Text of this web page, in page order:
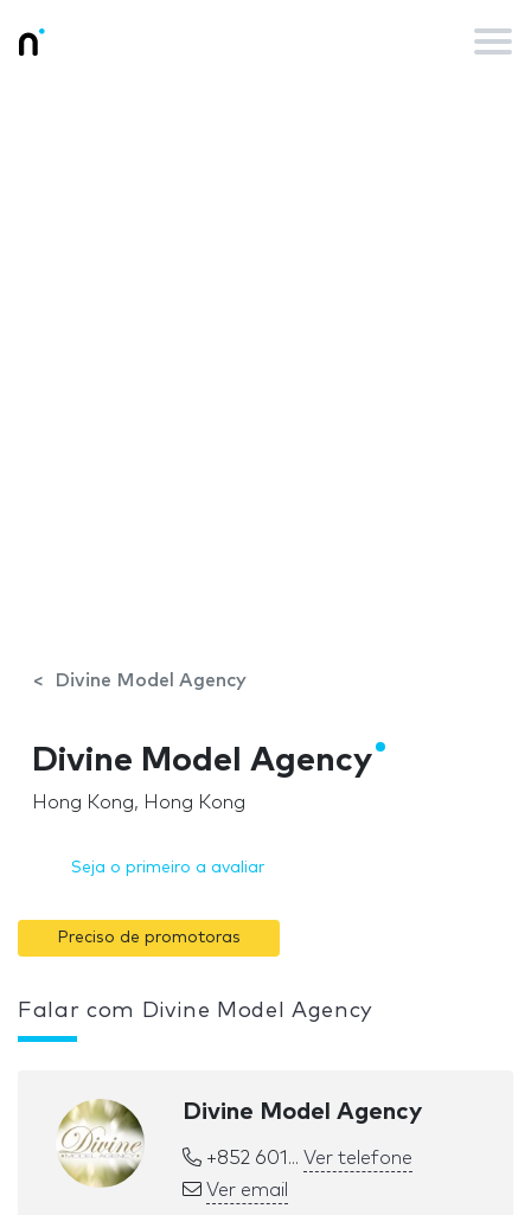
Divine Model Agency
Divine Model Agency
Hong Kong, Hong Kong
Seja o primeiro a avaliar
Preciso de promotoras
Falar com Divine Model Agency
Divine Model Agency
+852 601...Ver telefone
Ver email